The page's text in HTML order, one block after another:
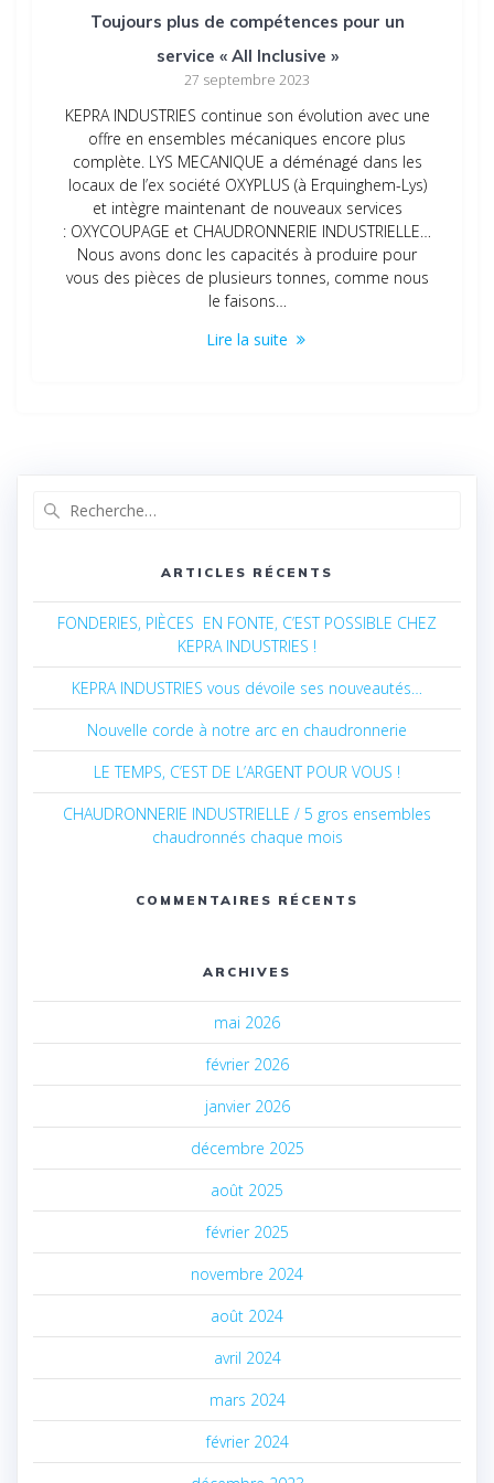
Toujours plus de compétences pour un
service « All Inclusive »
27 septembre 2023
KEPRA INDUSTRIES continue son évolution avec une
offre en ensembles mécaniques encore plus
complète. LYS MECANIQUE a déménagé dans les
locaux de l’ex société OXYPLUS (à Erquinghem-Lys)
et intègre maintenant de nouveaux services
: OXYCOUPAGE et CHAUDRONNERIE INDUSTRIELLE…
Nous avons donc les capacités à produire pour
vous des pièces de plusieurs tonnes, comme nous
le faisons…
Lire la suite
ARTICLES RÉCENTS
FONDERIES, PIÈCES EN FONTE, C’EST POSSIBLE CHEZ
KEPRA INDUSTRIES !
KEPRA INDUSTRIES vous dévoile ses nouveautés…
Nouvelle corde à notre arc en chaudronnerie
LE TEMPS, C’EST DE L’ARGENT POUR VOUS !
CHAUDRONNERIE INDUSTRIELLE / 5 gros ensembles
chaudronnés chaque mois
COMMENTAIRES RÉCENTS
ARCHIVES
mai 2026
février 2026
janvier 2026
décembre 2025
août 2025
février 2025
novembre 2024
août 2024
avril 2024
mars 2024
février 2024